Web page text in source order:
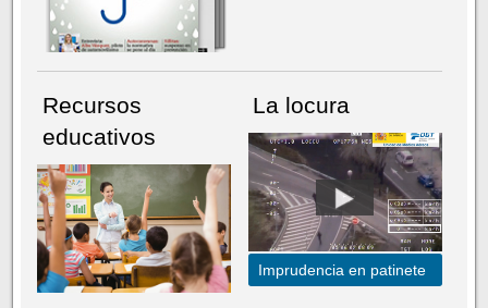
Recursos
educativos
La locura
Imprudencia en patinete